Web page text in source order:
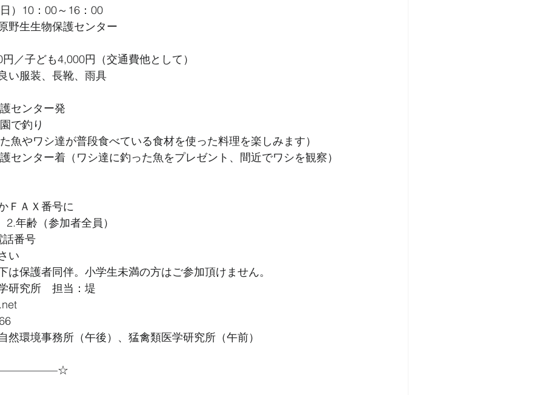
）10：00～16：00
野生生物保護センター
／子ども4,000円（交通費他として）
い服装、長靴、雨具
センター発
で釣り
魚やワシ達が普段食べている食材を使った料理を楽しみます）
センター着（ワシ達に釣った魚をプレゼント、間近でワシを観察）
ＦＡＸ番号に
年齢（参加者全員）
話番号
い
は保護者同伴。小学生未満の方はご参加頂けません。
研究所　担当：堤
然環境事務所（午後）、猛禽類医学研究所（午前）